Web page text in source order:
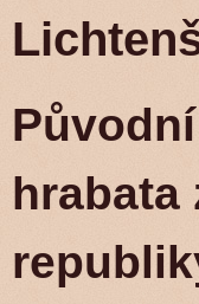
hrabata